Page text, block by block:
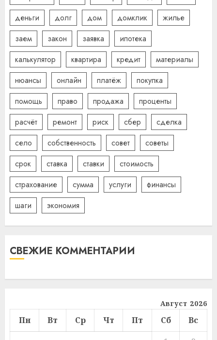
деньги
долг дом домклик
жилье
заем
закон заявка
ипотека
калькулятор
квартира кредит
материалы
нюансы
онлайн платёж
покупка
помощь
право продажа
проценты
расчёт
ремонт риск сбер
сделка
село
собственность совет
советы
срок
ставка ставки
стоимость
страхование
сумма услуги
финансы
шаги
экономия
СВЕЖИЕ КОММЕНТАРИИ
Август 2026
Пн Вт Ср Чт Пт Сб
Вс